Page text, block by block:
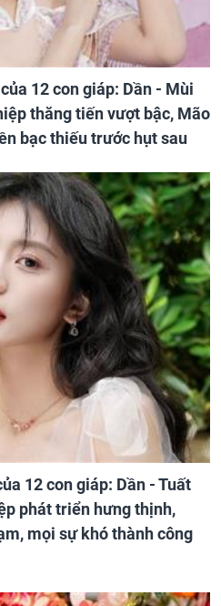
12 con giáp: Dần - Mùi
thăng tiến vượt bậc, Mão
bạc thiếu trước hụt sau
12 con giáp: Dần - Tuất
phát triển hưng thịnh,
mọi sự khó thành công